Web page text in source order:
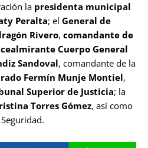
la presidenta municipal
Peralta; el General de
Rivero, comandante de
Cuerpo General
Sandoval, comandante de la
Fermín Munje Montiel,
Superior de Justicia; la
Torres Gómez, así como